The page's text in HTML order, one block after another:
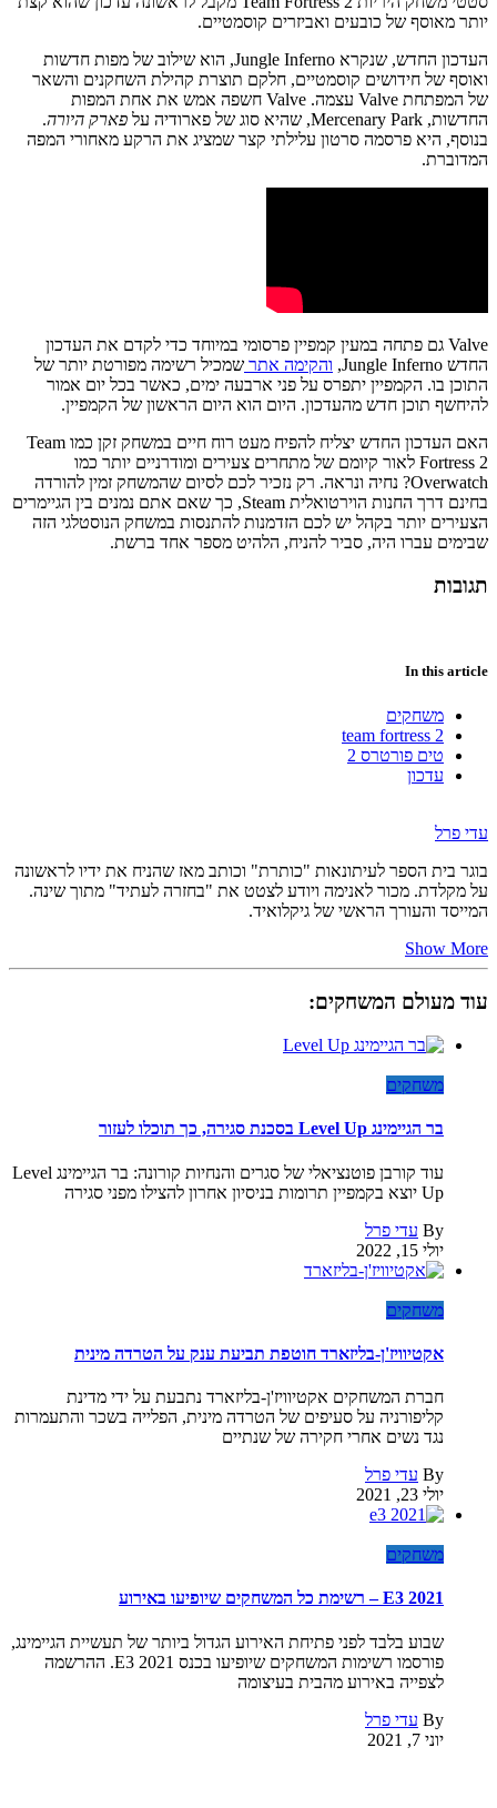
יותר מאוסף של כובעים ואביזרים קוסמטיים.
העדכון החדש, שנקרא Jungle Inferno, הוא שילוב של מפות חדשות
ואוסף של חידושים קוסמטיים, חלקם תוצרת קהילת השחקנים והשאר
של המפתחת Valve עצמה. Valve חשפה אמש את אחת המפות
החדשות, Mercenary Park, שהיא סוג של פארודיה על
פארק היורה.
בנוסף, היא פרסמה סרטון עלילתי קצר שמציג את הרקע מאחורי המפה
המדוברת.
Valve גם פתחה במעין קמפיין פרסומי במיוחד כדי לקדם את העדכון
החדש Jungle Inferno,
והקימה אתר שמכיל רשימה מפורטת יותר של
התוכן בו. הקמפיין יתפרס על פני ארבעה ימים, כאשר בכל יום אמור
להיחשף תוכן חדש מהעדכון. היום הוא היום הראשון של הקמפיין.
האם העדכון החדש יצליח להפיח מעט רוח חיים במשחק זקן כמו Team
Fortress 2 לאור קיומם של מתחרים צעירים ומודרניים יותר כמו
Overwatch? נחיה ונראה. רק נזכיר לכם לסיום שהמשחק זמין להורדה
בחינם דרך החנות הוירטואלית Steam, כך שאם אתם נמנים בין הגיימרים
הצעירים יותר בקהל יש לכם הזדמנות להתנסות במשחק הנוסטלגי הזה
שבימים עברו היה, סביר להניח, הלהיט מספר אחד ברשת.
תגובות
In this article
משחקים
team fortress 2
טים פורטרס 2
עדכון
עדי פרל
בוגר בית הספר לעיתונאות "כותרת" וכותב מאז שהניח את ידיו לראשונה
על מקלדת. מכור לאנימה ויודע לצטט את "בחזרה לעתיד" מתוך שינה.
המייסד והעורך הראשי של גיקלואיד.
Show More
עוד מעולם המשחקים:
משחקים
בר הגיימינג Level Up בסכנת סגירה, כך תוכלו לעזור
עוד קורבן פוטנציאלי של סגרים והנחיות קורונה: בר הגיימינג Level
Up יוצא בקמפיין תרומות בניסיון אחרון להצילו מפני סגירה
By עדי פרל
יולי 15, 2022
משחקים
אקטיוויז'ן-בליזארד חוטפת תביעת ענק על הטרדה מינית
חברת המשחקים אקטיוויז'ן-בליזארד נתבעת על ידי מדינת
קליפורניה על סעיפים של הטרדה מינית, הפלייה בשכר והתעמרות
נגד נשים אחרי חקירה של שנתיים
By עדי פרל
יולי 23, 2021
משחקים
E3 2021 – רשימת כל המשחקים שיופיעו באירוע
שבוע בלבד לפני פתיחת האירוע הגדול ביותר של תעשיית הגיימינג,
פורסמו רשימות המשחקים שיופיעו בכנס E3 2021. ההרשמה
לצפייה באירוע מהבית בעיצומה
By עדי פרל
יוני 7, 2021